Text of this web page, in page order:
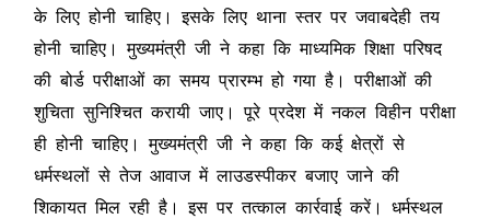
के लिए होनी चाहिए। इसके लिए थाना स्तर पर जवाबदेही तय
होनी चाहिए। मुख्यमंत्री जी ने कहा कि माध्यमिक शिक्षा परिषद
की बोर्ड परीक्षाओं का समय प्रारम्भ हो गया है। परीक्षाओं की
शुचिता सुनिश्चित करायी जाए। पूरे प्रदेश में नकल विहीन परीक्षा
ही होनी चाहिए। मुख्यमंत्री जी ने कहा कि कई क्षेत्रों से
धर्मस्थलों से तेज आवाज में लाउडस्पीकर बजाए जाने की
शिकायत मिल रही है। इस पर तत्काल कार्रवाई करें। धर्मस्थल